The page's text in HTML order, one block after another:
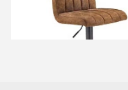
СООБЩИТЬ О ПОСТУПЛЕНИИ
Временно отсутствует